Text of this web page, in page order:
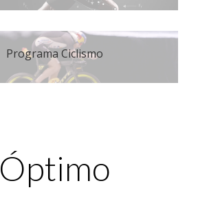
Programa Ciclismo
Óptimo